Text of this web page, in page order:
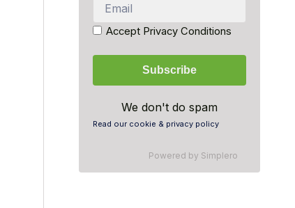
Accept Privacy Conditions
We don't do spam
Read our cookie & privacy policy
Powered by Simplero